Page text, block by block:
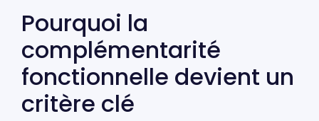
Pourquoi la
complémentarité
fonctionnelle devient un
critère clé